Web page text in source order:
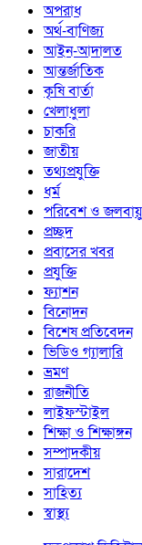
অপরাধ
অর্থ-বাণিজ্য
আইন-আদালত
আন্তর্জাতিক
কৃষি বার্তা
খেলাধুলা
চাকরি
জাতীয়
তথ্যপ্রযুক্তি
ধর্ম
পরিবেশ ও জলবায়ু
প্রচ্ছদ
প্রবাসের খবর
প্রযুক্তি
ফ্যাশন
বিনোদন
বিশেষ প্রতিবেদন
ভিডিও গ্যালারি
ভ্রমণ
রাজনীতি
লাইফস্টাইল
শিক্ষা ও শিক্ষাঙ্গন
সম্পাদকীয়
সারাদেশ
সাহিত্য
স্বাস্থ্য